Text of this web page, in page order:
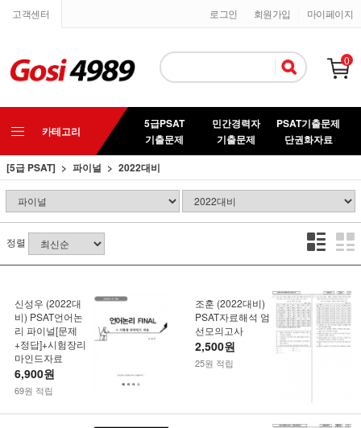
고객센터 마이페이지
회원가입
로그인
0
카테고리
5급PSAT
기출문제
민간경력자
기출문제
PSAT기출문제
단권화자료
[5급 PSAT]
파이널 2022대비
정렬
신성우 (2022대
비) PSAT언어논
리 파이널[문제
+정답]+시험장리
마인드자료
6,900원
69원 적립
조훈 (2022대비)
PSAT자료해석 엄
선모의고사
2,500원
25원 적립